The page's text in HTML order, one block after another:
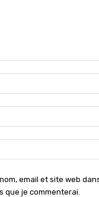
email et site web
que je commenterai.